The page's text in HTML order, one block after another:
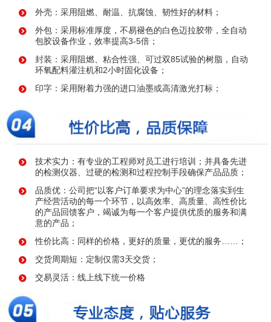
外壳：采用阻燃、耐温、抗腐蚀、韧性好的材料；
外包：采用标准厚度，不易褪色的白色迈拉胶带，全自动
包胶设备作业，效率提高3-5倍；
封装：采用阻燃、粘合性强、可过双85试验的树脂，自动
环氧配料灌注机和2小时固化设备；
印字：采用附着力强的进口油墨或高清激光打标；
技术实力：有专业的工程师对员工进行培训；并具备先进
的检测仪器、过硬的检测和过程控制手段确保产品品质；
品质优：公司把“以客户订单要求为中心”的理念落实到生
产经营活动的每一个环节，以高效率、高质量、高性价比
的产品回馈客户，竭诚为每一个客户提供优质的服务和满
意的产品；
性价比高：同样的价格，更好的质量，更优的服务……；
交货周期短：定制仅需3天交货；
交易灵活：线上线下统一价格